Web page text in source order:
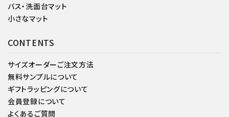
バス・洗面台マット
小さなマット
CONTENTS
サイズオーダーご注文方法
無料サンプルについて
ギフトラッピングについて
会員登録について
よくあるご質問